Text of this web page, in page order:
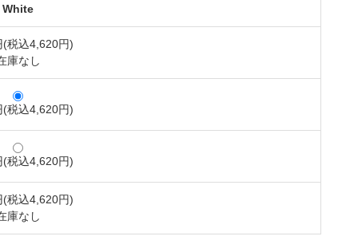
White
(税込4,620円)
庫なし
(税込4,620円)
(税込4,620円)
(税込4,620円)
庫なし